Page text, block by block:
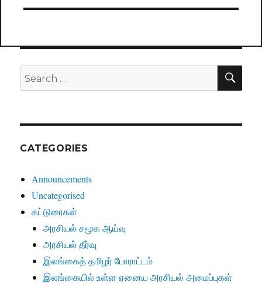
Search
for:
CATEGORIES
Announcements
Uncategorised
கட்டுரைகள்
அரசியல் சமூக ஆய்வு
அரசியல் தீர்வு
இலங்கைத் தமிழர் போராட்டம்
இலங்கையில் உள்ள ஏனைய அரசியல் அமைப்புகள்